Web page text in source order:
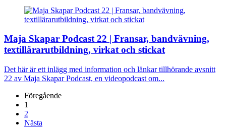
Maja Skapar Podcast 22 | Fransar, bandvävning,
textillärarutbildning, virkat och stickat
Det här är ett inlägg med information och länkar tillhörande avsnitt
22 av Maja Skapar Podcast, en videopodcast om...
Föregående
1
2
Nästa